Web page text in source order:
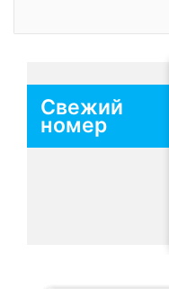
Свежий
номер